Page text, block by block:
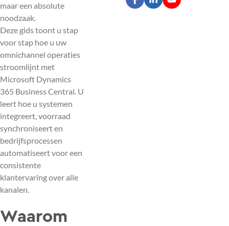
maar een absolute
noodzaak.
Deze gids toont u stap
voor stap hoe u uw
omnichannel operaties
stroomlijnt met
Microsoft Dynamics
365 Business Central. U
leert hoe u systemen
integreert, voorraad
synchroniseert en
bedrijfsprocessen
automatiseert voor een
consistente
klantervaring over alle
kanalen.
Waarom